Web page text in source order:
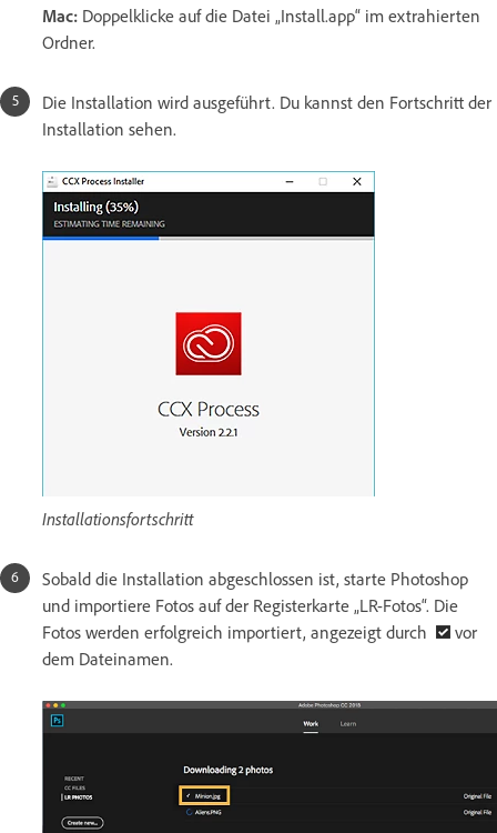
Mac: Doppelklicke auf die Datei „Install.app“ im extrahierten
Ordner.
Die Installation wird ausgeführt. Du kannst den Fortschritt der
Installation sehen.
Installationsfortschritt
Sobald die Installation abgeschlossen ist, starte Photoshop
und importiere Fotos auf der Registerkarte „LR-Fotos“. Die
Fotos werden erfolgreich importiert, angezeigt durch
vor
dem Dateinamen.